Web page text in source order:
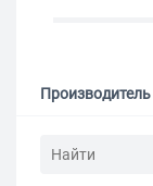
Производитель